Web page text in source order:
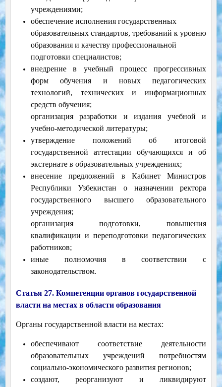
учреждениями;
обеспечение исполнения государственных
образовательных стандартов, требований к уровню
образования и качеству профессиональной
подготовки специалистов;
внедрение в учебный процесс прогрессивных
форм обучения и новых педагогических
технологий, технических и информационных
средств обучения;
организация разработки и издания учебной и
учебно-методической литературы;
утверждение положений об итоговой
государственной аттестации обучающихся и об
экстернате в образовательных учреждениях;
внесение предложений в Кабинет Министров
Республики Узбекистан о назначении ректора
государственного высшего образовательного
учреждения;
организация подготовки, повышения
квалификации и переподготовки педагогических
работников;
иные полномочия в соответствии с
законодательством.
Статья 27. Компетенции органов государственной
власти на местах в области образования
Органы государственной власти на местах:
обеспечивают соответствие деятельности
образовательных учреждений потребностям
социально-экономического развития регионов;
создают, реорганизуют и ликвидируют